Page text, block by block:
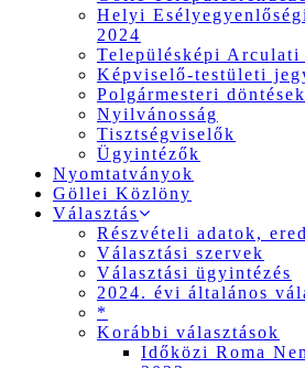
Helyi
2024
Településképi
Képviselő-testületi
Polgármesteri döntések
Nyilvánosság
Tisztségviselők
Ügyintézők
Nyomtatványok
Göllei Közlöny
Választás
Részvételi adatok,
Választási szervek
Választási ügyintézés
2024. évi általános
*
Korábbi választások
Időközi Roma